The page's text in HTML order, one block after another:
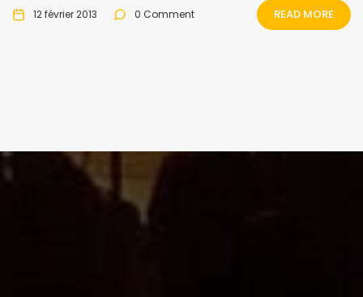
12 février 2013 0 Comment READ MORE